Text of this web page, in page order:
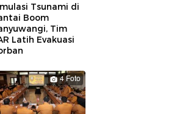
Tsunami di
Boom
Tim
Latih Evakuasi
4 Foto